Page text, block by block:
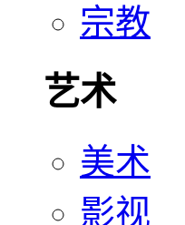
宗教
艺术
美术
影视